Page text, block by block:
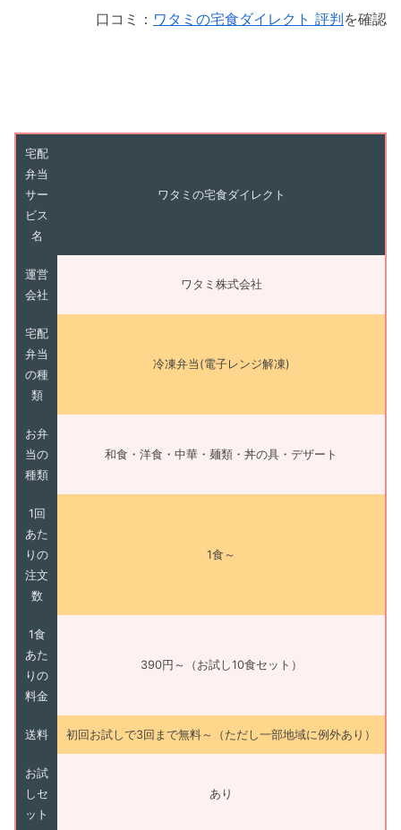
口コミ： ワタミの宅食ダイレクト 評判を確認
宅配
弁当
サー
ビス
名
ワタミの宅食ダイレクト
運営
会社
ワタミ株式会社
宅配
弁当
の種
類
冷凍弁当(電子レンジ解凍)
お弁
当の
種類
和食・洋食・中華・麺類・丼の具・デザート
1回
あた
りの
注文
数
1食～
1食
あた
りの
料金
390円～（お試し10食セット）
送料 初回お試しで3回まで無料～（ただし一部地域に例外あり）
お試
しセ
ット
あり